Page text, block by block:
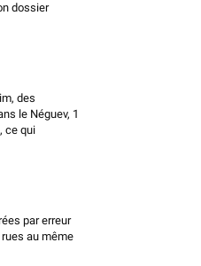
dossier
des
le Néguev, 1
ce qui
par erreur
au même